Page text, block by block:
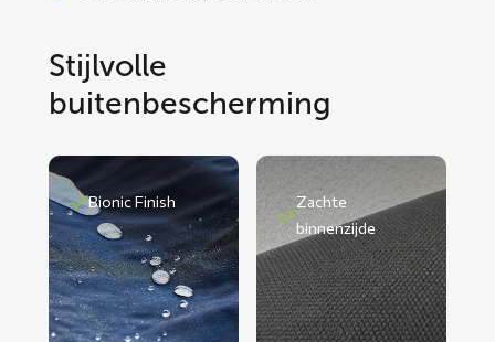
Stijlvolle
buitenbescherming
Bionic Finish
Zachte
binnenzijde